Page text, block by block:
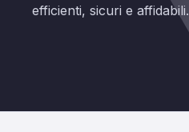
efficienti, sicuri e affidabili.